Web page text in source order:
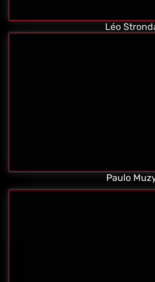
Léo
Paulo